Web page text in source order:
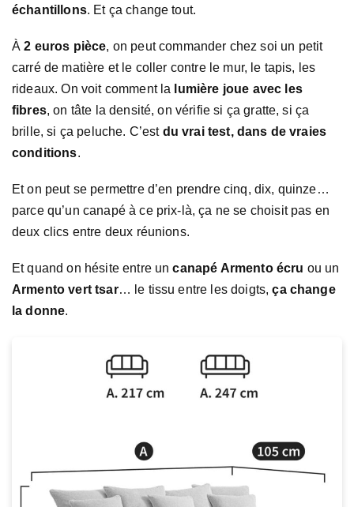
échantillons. Et ça change tout.
À2 euros pièce, on peut commander chez soi un petit
carré de matière et le coller contre le mur, le tapis, les
rideaux. On voit comment la
lumière joue avec les
fibres, on tâte la densité, on vérifie si ça gratte, si ça
brille, si ça peluche. C’est du vrai test, dans de vraies
conditions.
Et on peut se permettre d’en prendre cinq, dix, quinze…
parce qu’un canapé à ce prix-là, ça ne se choisit pas en
deux clics entre deux réunions.
Et quand on hésite entre uncanapé Armento écru ou un
Armento vert tsar… le tissu entre les doigts,ça change
la donne.